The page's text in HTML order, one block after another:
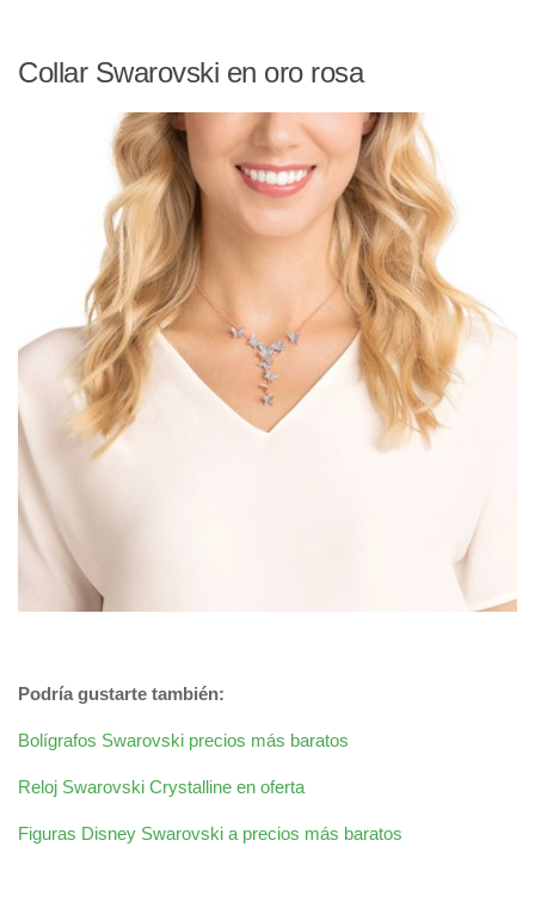
Collar Swarovski en oro rosa
Podría gustarte también:
Bolígrafos Swarovski precios más baratos
Reloj Swarovski Crystalline en oferta
Figuras Disney Swarovski a precios más baratos